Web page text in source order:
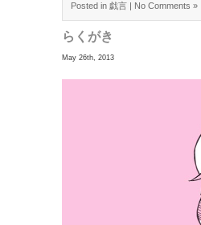
Posted in 戯言 | No Comments »
らくがき
May 26th, 2013